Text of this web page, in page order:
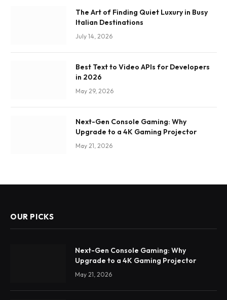
The Art of Finding Quiet Luxury in Busy
Italian Destinations
July 14, 2026
Best Text to Video APIs for Developers
in 2026
May 29, 2026
Next-Gen Console Gaming: Why
Upgrade to a 4K Gaming Projector
May 21, 2026
OUR PICKS
Next-Gen Console Gaming: Why
Upgrade to a 4K Gaming Projector
May 21, 2026